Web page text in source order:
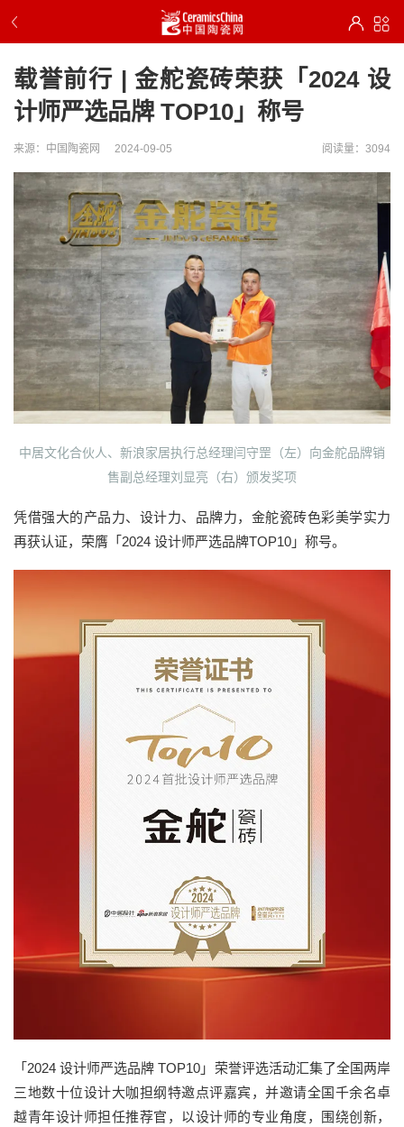
载誉前行 | 金舵瓷砖荣获「2024 设
计师严选品牌 TOP10」称号
来源：中国陶瓷网 2024-09-05 阅读量：3094
中居文化合伙人、新浪家居执行总经理闫守罡（左）向金舵品牌销
售副总经理刘显亮（右）颁发奖项
凭借强大的产品力、设计力、品牌力，金舵瓷砖色彩美学实力
再获认证，荣膺「2024 设计师严选品牌TOP10」称号。
「2024 设计师严选品牌 TOP10」荣誉评选活动汇集了全国两岸
三地数十位设计大咖担纲特邀点评嘉宾，并邀请全国千余名卓
越青年设计师担任推荐官，以设计师的专业角度，围绕创新，